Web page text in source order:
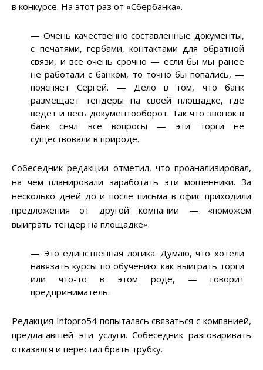
в конкурсе. На этот раз от «Сбербанка».
— Очень качественно составленные документы,
с печатями, гербами, контактами для обратной
связи, и все очень срочно — если бы мы ранее
не работали с банком, то точно бы попались, —
поясняет Сергей. — Дело в том, что банк
размещает тендеры на своей площадке, где
ведет и весь документооборот. Так что звонок в
банк снял все вопросы — эти торги не
существовали в природе.
Собеседник редакции отметил, что проанализировал,
на чем планировали заработать эти мошенники. За
несколько дней до и после письма в офис приходили
предложения от другой компании — «поможем
выиграть тендер на площадке».
— Это единственная логика. Думаю, что хотели
навязать курсы по обучению: как выиграть торги
или что-то в этом роде, — говорит
предприниматель.
Редакция Infopro54 попыталась связаться с компанией,
предлагавшей эти услуги. Собеседник разговаривать
отказался и перестал брать трубку.